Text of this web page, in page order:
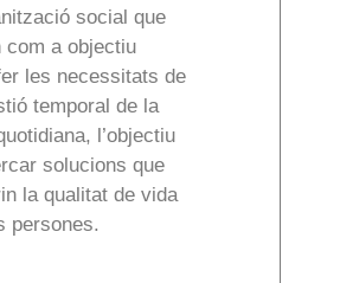
social que
com a objectiu
les necessitats de
temporal de la
l’objectiu
solucions que
la qualitat de vida
persones.